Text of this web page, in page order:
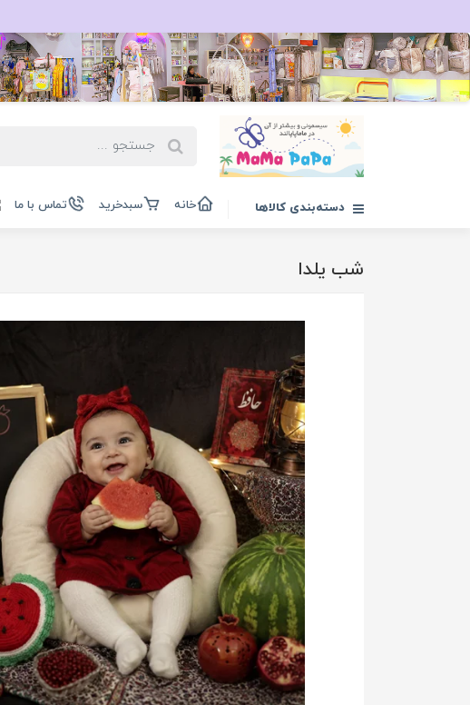
دسته‌بندی کالاها خانه سبدخرید تماس با ما
شب یلدا